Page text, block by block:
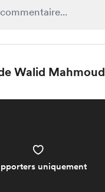
Walid Mahmoud
uniquement